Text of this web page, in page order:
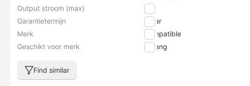
Output stroom (max)
3 A
Garantietermijn
1 jaar
Merk
Compatible
Geschikt voor merk
Bafang
Find similar